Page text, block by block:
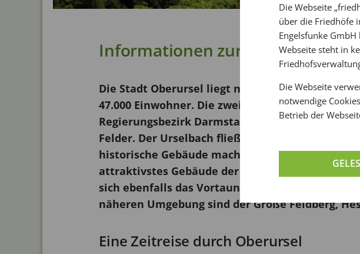
Informationen zur Stadt
Die Stadt Oberursel liegt nordwestlich von
47.000 Einwohner. Die zweitgrößte Stadt der
Regierungsbezirk Darmstadt. In der
Felder. Der Urselbach fließt quer durch das
historische Gebäude machen auf eine lange
attraktivstes Gebäude der Stadt gilt das
sich ebenfalls das Vortaunusmuseum mit
näheren Umgebung sind der Große Feldberg,
Eine Zeitreise durch Oberursel
Die Webseite
über die Friedhöfe
Engelsfunke
Webseite steht in
Die Webseite
notwendige
Betrieb der